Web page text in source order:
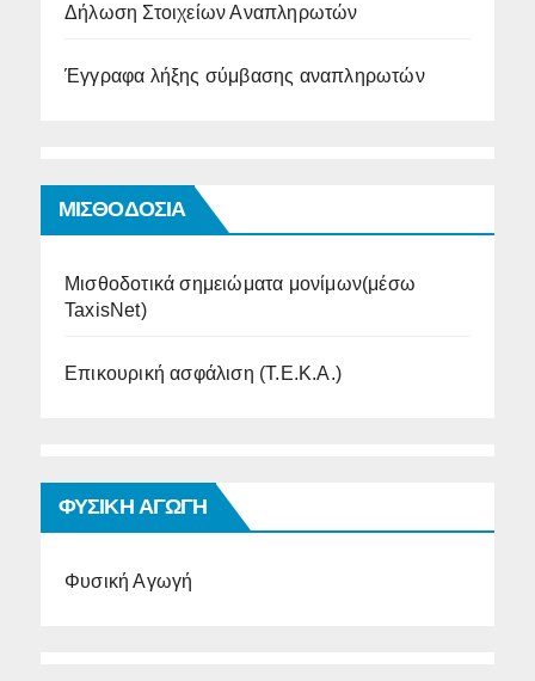
Δήλωση Στοιχείων Αναπληρωτών
Έγγραφα λήξης σύμβασης αναπληρωτών
ΜΙΣΘΟΔΟΣΙΑ
Μισθοδοτικά σημειώματα μονίμων(μέσω
TaxisNet)
Επικουρική ασφάλιση (Τ.Ε.Κ.Α.)
ΦΥΣΙΚΗ ΑΓΩΓΗ
Φυσική Αγωγή